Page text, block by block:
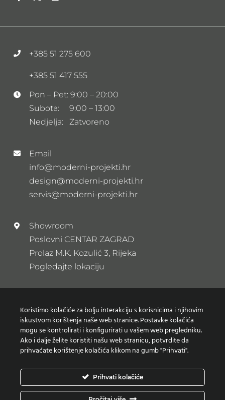
+385 51 275 600
+385 51 417 555
Pon – Pet: 9:00 – 20:00
Subota: 9:00 – 13:00
Nedjelja: Zatvoreno
Email
info@moderni-projekti.hr
design@moderni-projekti.hr
servis@moderni-projekti.hr
Showroom
Poslovni CENTAR ZAGRAD
Prolaz M.K. Kozulić 3, Rijeka
Pogledajte lokaciju
Prijavi se na naš newsletter
Izjava o korištenju Kolačića
Koristimo kolačiće za bolju interakciju s korisnicima i njihovim
iskustvom korištenja naše web stranice. Postavke kolačića
mogu se kontrolirati i konfigurirati u vašem web pregledniku.
Ako i dalje želite koristiti našu web stranicu, potvrdite da
prihvaćate korištenje kolačića klikom na gumb "Prihvati".
Prihvati kolačiće